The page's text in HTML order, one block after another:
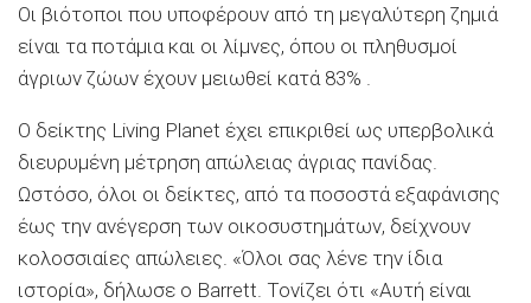
Οι βιότοποι που υποφέρουν από τη μεγαλύτερη ζημιά
είναι τα ποτάμια και οι λίμνες, όπου οι πληθυσμοί
άγριων ζώων έχουν μειωθεί κατά 83% .
Ο δείκτης Living Planet έχει επικριθεί ως υπερβολικά
διευρυμένη μέτρηση απώλειας άγριας πανίδας.
Ωστόσο, όλοι οι δείκτες, από τα ποσοστά εξαφάνισης
έως την ανέγερση των οικοσυστημάτων, δείχνουν
κολοσσιαίες απώλειες. «Όλοι σας λένε την ίδια
ιστορία», δήλωσε ο Barrett. Τονίζει ότι «Αυτή είναι